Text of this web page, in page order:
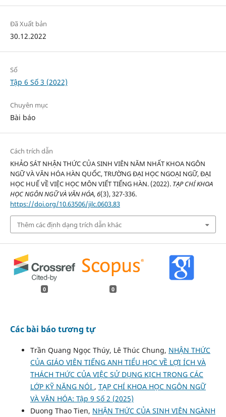
Đã Xuất bản
30.12.2022
Số
Tập 6 Số 3 (2022)
Chuyên mục
Bài báo
Cách trích dẫn
KHẢO SÁT NHẬN THỨC CỦA SINH VIÊN NĂM NHẤT KHOA NGÔN
NGỮ VÀ VĂN HÓA HÀN QUỐC, TRƯỜNG ĐẠI HỌC NGOẠI NGỮ, ĐẠI
HỌC HUẾ VỀ VIỆC HỌC MÔN VIẾT TIẾNG HÀN. (2022). TẠP CHÍ KHOA
HỌC NGÔN NGỮ VÀ VĂN HÓA,6(3), 327-336.
https://doi.org/10.63506/jilc.0603.83
Thêm các định dạng trích dẫn khác
0 0
Các bài báo tương tự
Trần Quang Ngọc Thúy, Lê Thúc Chung, NHẬN THỨC
CỦA GIÁO VIÊN TIẾNG ANH TIỂU HỌC VỀ LỢI ÍCH VÀ
THÁCH THỨC CỦA VIỆC SỬ DỤNG KỊCH TRONG CÁC
LỚP KỸ NĂNG NÓI , TẠP CHÍ KHOA HỌC NGÔN NGỮ
VÀ VĂN HÓA: Tập 9 Số 2 (2025)
Duong Thao Tien, NHẬN THỨC CỦA SINH VIÊN NGÀNH